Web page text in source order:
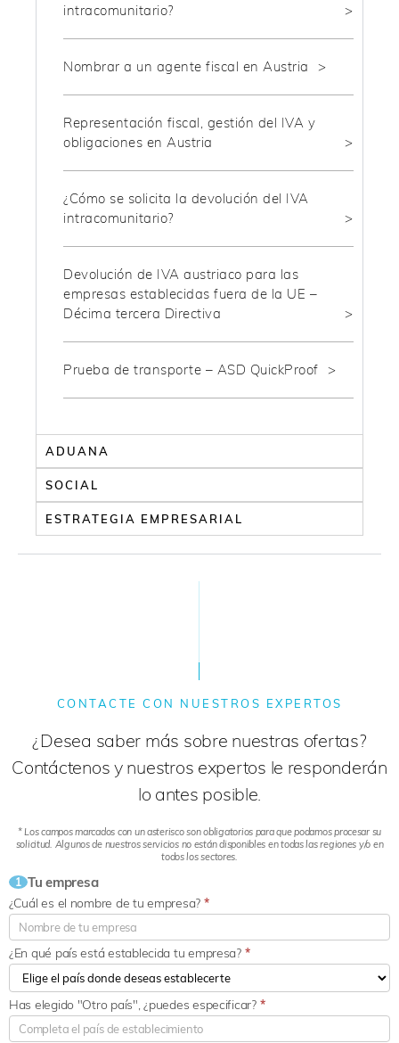
intracomunitario?
Nombrar a un agente fiscal en Austria
Representación fiscal, gestión del IVA y
obligaciones en Austria
¿Cómo se solicita la devolución del IVA
intracomunitario?
Devolución de IVA austriaco para las
empresas establecidas fuera de la UE –
Décima tercera Directiva
Prueba de transporte – ASD QuickProof
ADUANA
SOCIAL
ESTRATEGIA EMPRESARIAL
CONTACTE CON NUESTROS EXPERTOS
¿Desea saber más sobre nuestras ofertas?
Contáctenos y nuestros expertos le responderán
lo antes posible.
* Los campos marcados con un asterisco son obligatorios para que podamos procesar su
solicitud. Algunos de nuestros servicios no están disponibles en todas las regiones y/o en
todos los sectores.
1 Tu empresa
¿Cuál es el nombre de tu empresa? *
¿En qué país está establecida tu empresa? *
Has elegido "Otro país", ¿puedes especificar? *